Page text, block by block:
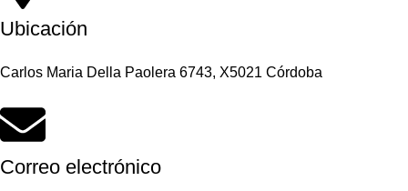
Ubicación
Carlos Maria Della Paolera 6743, X5021 Córdoba
Correo electrónico